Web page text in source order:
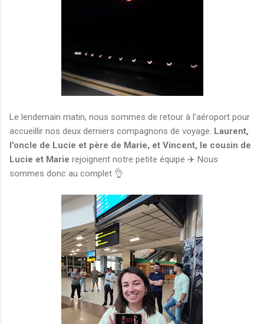
Le lendemain matin, nous sommes de retour à l'aéroport pour
accueillir nos deux derniers compagnons de voyage. Laurent,
l'oncle de Lucie et père de Marie, et Vincent, le cousin de
Lucie et Marie rejoignent notre petite équipe ✈️ Nous
sommes donc au complet 👌